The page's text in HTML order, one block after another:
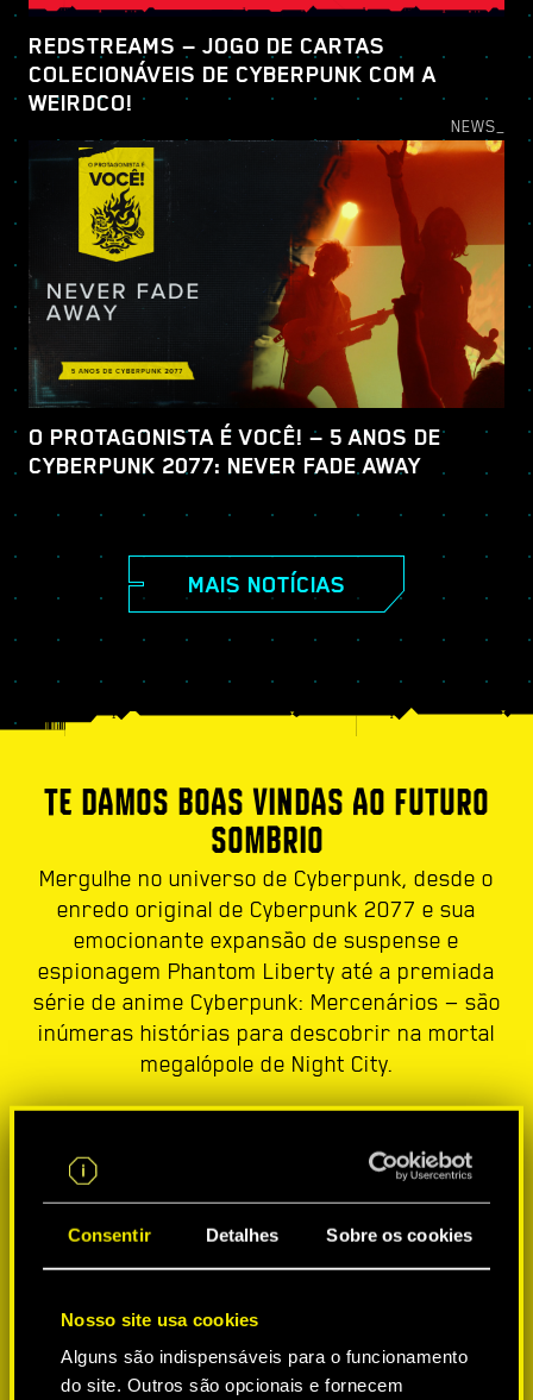
Consentir Detalhes Sobre os cookies
Nosso site usa cookies
Alguns são indispensáveis para o funcionamento
do site. Outros são opcionais e fornecem
REDSTREAMS — JOGO DE CARTAS
COLECIONÁVEIS DE CYBERPUNK COM A
WEIRDCO!
NEWS_
O PROTAGONISTA É VOCÊ! — 5 ANOS DE
CYBERPUNK 2077: NEVER FADE AWAY
MAIS NOTÍCIAS
TE DAMOS BOAS VINDAS AO FUTURO
SOMBRIO
Mergulhe no universo de Cyberpunk, desde o
enredo original de Cyberpunk 2077 e sua
emocionante expansão de suspense e
espionagem Phantom Liberty até a premiada
série de anime Cyberpunk: Mercenários — são
inúmeras histórias para descobrir na mortal
megalópole de Night City.